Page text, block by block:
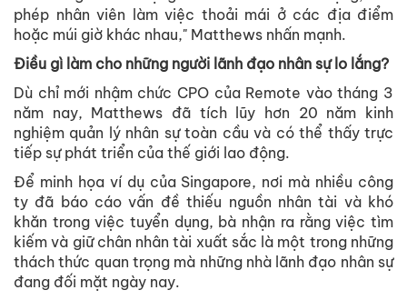
phép nhân viên làm việc thoải mái ở các địa điểm
hoặc múi giờ khác nhau," Matthews nhấn mạnh.
Điều gì làm cho những người lãnh đạo nhân sự lo lắng?
Dù chỉ mới nhậm chức CPO của Remote vào tháng 3
năm nay, Matthews đã tích lũy hơn 20 năm kinh
nghiệm quản lý nhân sự toàn cầu và có thể thấy trực
tiếp sự phát triển của thế giới lao động.
Để minh họa ví dụ của Singapore, nơi mà nhiều công
ty đã báo cáo vấn đề thiếu nguồn nhân tài và khó
khăn trong việc tuyển dụng, bà nhận ra rằng việc tìm
kiếm và giữ chân nhân tài xuất sắc là một trong những
thách thức quan trọng mà những nhà lãnh đạo nhân sự
đang đối mặt ngày nay.